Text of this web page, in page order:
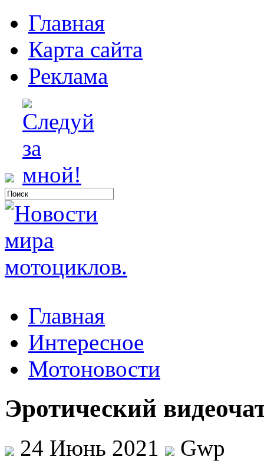
Главная
Карта сайта
Реклама
Главная
Интересное
Мотоновости
Эротический
24 Июнь 2021
Gwp